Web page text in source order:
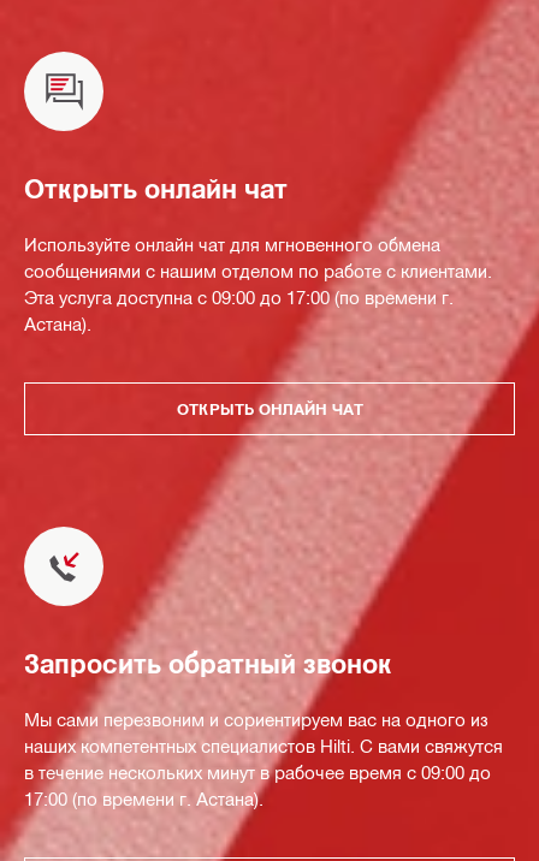
Открыть онлайн чат
Используйте онлайн чат для мгновенного обмена
сообщениями с нашим отделом по работе с клиентами.
Эта услуга доступна с 09:00 до 17:00 (по времени г.
Астана).
ОТКРЫТЬ ОНЛАЙН ЧАТ
Запросить обратный звонок
Мы сами перезвоним и сориентируем вас на одного из
наших компетентных специалистов Hilti. С вами свяжутся
в течение нескольких минут в рабочее время с 09:00 до
17:00 (по времени г. Астана).